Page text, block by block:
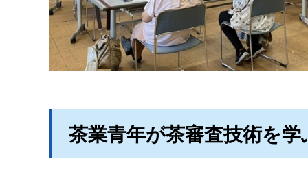
茶業青年が茶審査技術を学